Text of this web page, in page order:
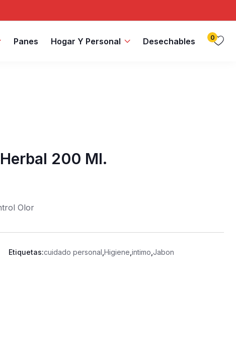
Panes Hogar Y Personal Desechables 0
200 Ml.
Olor
Etiquetas:cuidado personal ,Higiene ,intimo ,Jabon